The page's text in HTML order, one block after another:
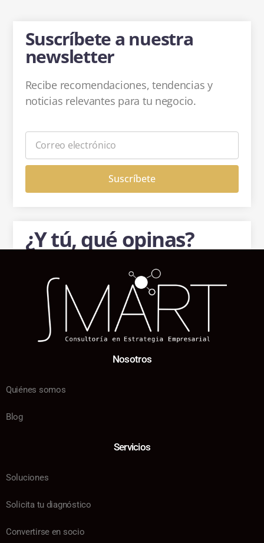
Suscríbete a nuestra
newsletter
Recibe recomendaciones, tendencias y
noticias relevantes para tu negocio.
Suscríbete
¿Y tú, qué opinas?
Nosotros
Quiénes somos
Blog
Servicios
Soluciones
Solicita tu diagnóstico
Convertirse en socio